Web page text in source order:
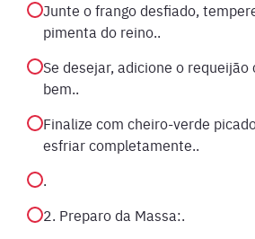
Junte o frango desfiado,
pimenta do reino..
Se desejar, adicione o
bem..
Finalize com cheiro-verde
esfriar completamente..
.
2. Preparo da Massa:.